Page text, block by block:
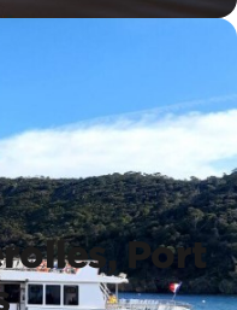
Port